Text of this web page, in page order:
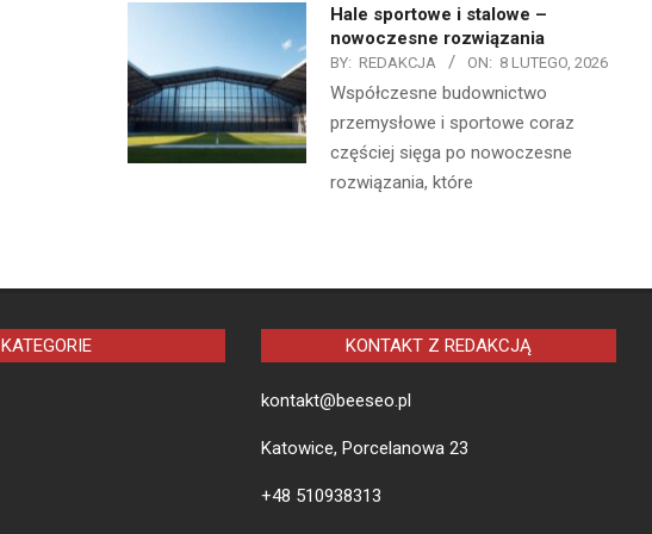
Hale sportowe i stalowe –
nowoczesne rozwiązania
BY: REDAKCJA ON: 8 LUTEGO, 2026
Współczesne budownictwo
przemysłowe i sportowe coraz
częściej sięga po nowoczesne
rozwiązania, które
KATEGORIE KONTAKT Z REDAKCJĄ
kontakt@beeseo.pl
Katowice, Porcelanowa 23
+48 510938313